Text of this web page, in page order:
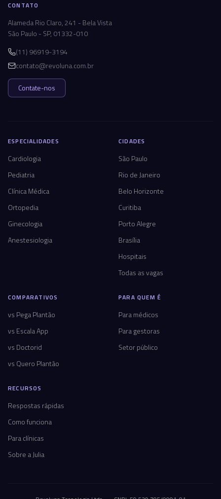
CONTATO
Alameda Rio Claro, 241 - Bela Vista
São Paulo - SP, 01332-010
(11) 96919-3194
contato@revoluna.com.br
Contate-nos
ESPECIALIDADES
Cardiologia
Pediatria
Clínica Médica
Ortopedia
Ginecologia
Anestesiologia
CIDADES
São Paulo
Rio de Janeiro
Belo Horizonte
Curitiba
Porto Alegre
Brasília
Hospitais
Todas as vagas
COMPARATIVOS
vs Pega Plantão
vs Escala App
vs Doctorid
vs Quero Plantão
PARA QUEM É
Para médicos
Para gestoras
Setor público
RECURSOS
Respostas rápidas
Como funciona
Para clínicas
Sobre a Julia